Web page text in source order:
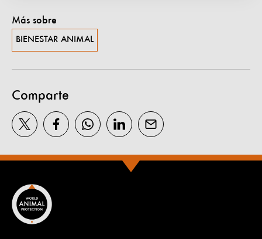
Más sobre
BIENESTAR ANIMAL
Comparte